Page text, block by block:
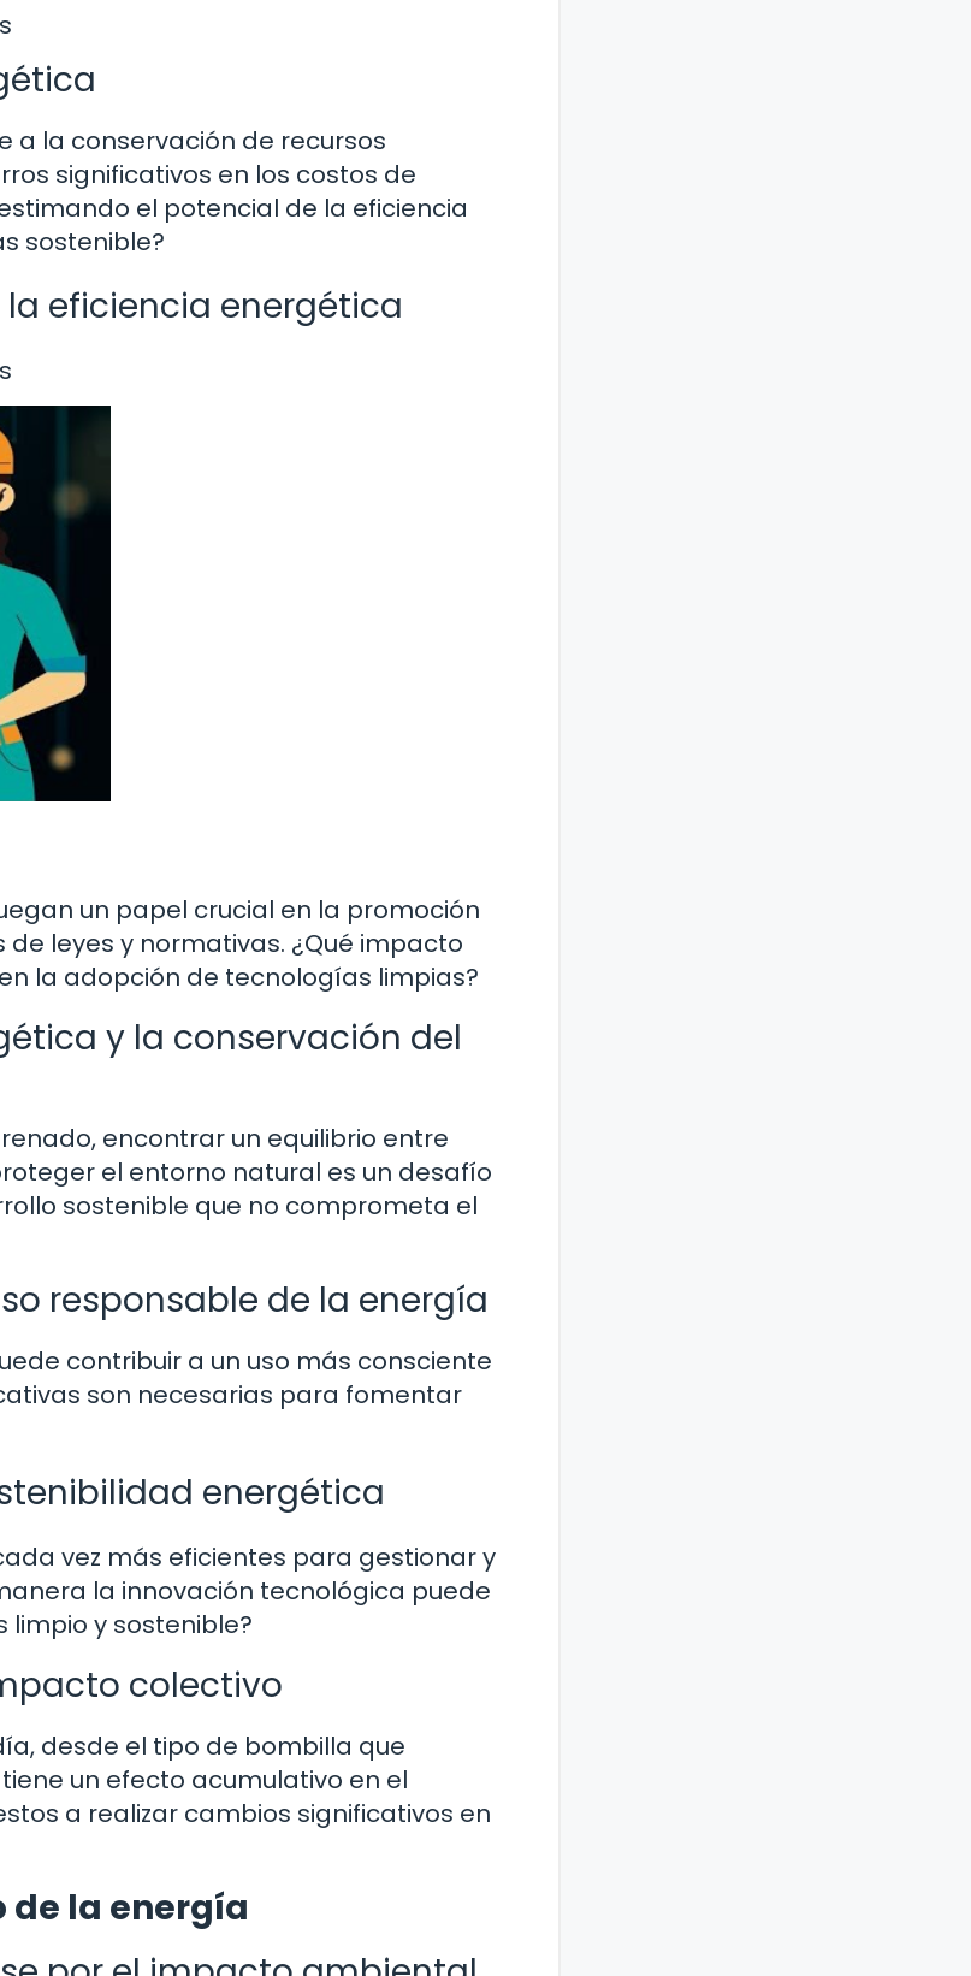
a la conservación de recursos
significativos en los costos de
el potencial de la eficiencia
sostenible?
eficiencia energética
un papel crucial en la promoción
leyes y normativas. ¿Qué impacto
la adopción de tecnologías limpias?
y la conservación del
encontrar un equilibrio entre
el entorno natural es un desafío
sostenible que no comprometa el
responsable de la energía
contribuir a un uso más consciente
son necesarias para fomentar
energética
vez más eficientes para gestionar y
la innovación tecnológica puede
y sostenible?
colectivo
desde el tipo de bombilla que
un efecto acumulativo en el
a realizar cambios significativos en
de la energía